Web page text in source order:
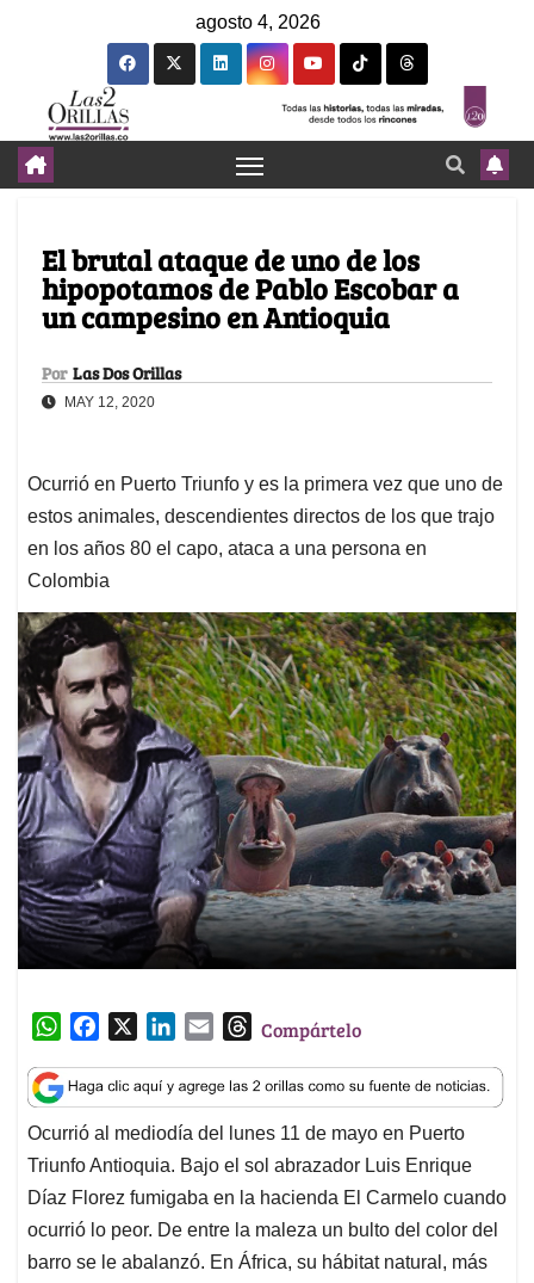
agosto 4, 2026
El brutal ataque de uno de los
hipopotamos de Pablo Escobar a
un campesino en Antioquia
Por Las Dos Orillas
MAY 12, 2020
Ocurrió en Puerto Triunfo y es la primera vez que uno de
estos animales, descendientes directos de los que trajo
en los años 80 el capo, ataca a una persona en
Colombia
W
a
t
s
A
p
p
c
e
b
o
o
k
n
k
e
d
I
n
a
i
l
T
r
e
a
d
s
Compártelo
Ocurrió al mediodía del lunes 11 de mayo en Puerto
Triunfo Antioquia. Bajo el sol abrazador Luis Enrique
Díaz Florez fumigaba en la hacienda El Carmelo cuando
ocurrió lo peor. De entre la maleza un bulto del color del
barro se le abalanzó. En África, su hábitat natural, más